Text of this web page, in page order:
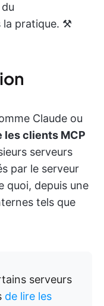
la pratique. ⚒️
Claude ou
les clients MCP
serveurs
par le serveur
quoi, depuis une
tels que
serveurs
de lire les